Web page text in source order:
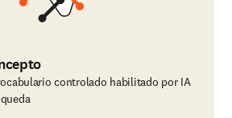
controlado habilitado por IA